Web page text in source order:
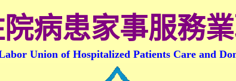
病患家事服務
Union of Hospitalized Patients Care and